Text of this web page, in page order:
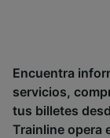
Encuentra
servicios,
tus billetes
Trainline opera